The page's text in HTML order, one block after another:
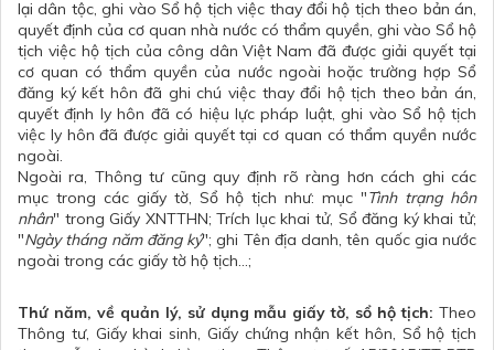
lại dân tộc, ghi vào Sổ hộ tịch việc thay đổi hộ tịch theo bản án,
quyết định của cơ quan nhà nước có thẩm quyền, ghi vào Sổ hộ
tịch việc hộ tịch của công dân Việt Nam đã được giải quyết tại
cơ quan có thẩm quyền của nước ngoài hoặc trường hợp Sổ
đăng ký kết hôn đã ghi chú việc thay đổi hộ tịch theo bản án,
quyết định ly hôn đã có hiệu lực pháp luật, ghi vào Sổ hộ tịch
việc ly hôn đã được giải quyết tại cơ quan có thẩm quyền nước
ngoài.
Ngoài ra, Thông tư cũng quy định rõ ràng hơn cách ghi các
mục trong các giấy tờ, Sổ hộ tịch như: mục "Tình trạng hôn
nhân" trong Giấy XNTTHN; Trích lục khai tử, Sổ đăng ký khai tử;
"Ngày tháng năm đăng ký"; ghi Tên địa danh, tên quốc gia nước
ngoài trong các giấy tờ hộ tịch...;
Thứ năm, về quản lý, sử dụng mẫu giấy tờ, sổ hộ tịch: Theo
Thông tư, Giấy khai sinh, Giấy chứng nhận kết hôn, Sổ hộ tịch